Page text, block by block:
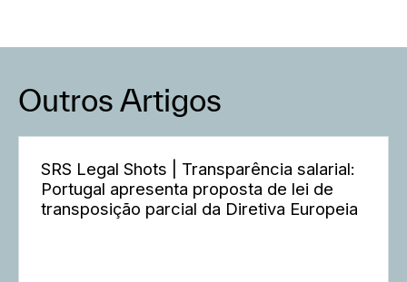
Outros Artigos
SRS Legal Shots | Transparência salarial:
Portugal apresenta proposta de lei de
transposição parcial da Diretiva Europeia